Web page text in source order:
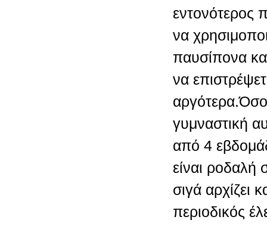
εντονότερος
να
παυσίπονα
να
γυμναστική
από 4
είναι ροδαλή
σιγά αρχίζει
περιοδικός